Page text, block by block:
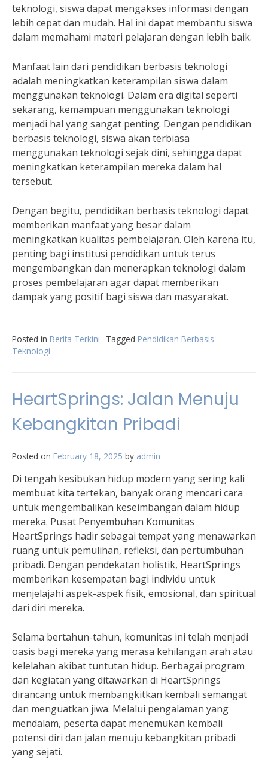
teknologi, siswa dapat mengakses informasi dengan
lebih cepat dan mudah. Hal ini dapat membantu siswa
dalam memahami materi pelajaran dengan lebih baik.
Manfaat lain dari pendidikan berbasis teknologi
adalah meningkatkan keterampilan siswa dalam
menggunakan teknologi. Dalam era digital seperti
sekarang, kemampuan menggunakan teknologi
menjadi hal yang sangat penting. Dengan pendidikan
berbasis teknologi, siswa akan terbiasa
menggunakan teknologi sejak dini, sehingga dapat
meningkatkan keterampilan mereka dalam hal
tersebut.
Dengan begitu, pendidikan berbasis teknologi dapat
memberikan manfaat yang besar dalam
meningkatkan kualitas pembelajaran. Oleh karena itu,
penting bagi institusi pendidikan untuk terus
mengembangkan dan menerapkan teknologi dalam
proses pembelajaran agar dapat memberikan
dampak yang positif bagi siswa dan masyarakat.
Posted in Berita Terkini Tagged Pendidikan Berbasis
Teknologi
HeartSprings: Jalan Menuju
Kebangkitan Pribadi
Posted on February 18, 2025 by admin
Di tengah kesibukan hidup modern yang sering kali
membuat kita tertekan, banyak orang mencari cara
untuk mengembalikan keseimbangan dalam hidup
mereka. Pusat Penyembuhan Komunitas
HeartSprings hadir sebagai tempat yang menawarkan
ruang untuk pemulihan, refleksi, dan pertumbuhan
pribadi. Dengan pendekatan holistik, HeartSprings
memberikan kesempatan bagi individu untuk
menjelajahi aspek-aspek fisik, emosional, dan spiritual
dari diri mereka.
Selama bertahun-tahun, komunitas ini telah menjadi
oasis bagi mereka yang merasa kehilangan arah atau
kelelahan akibat tuntutan hidup. Berbagai program
dan kegiatan yang ditawarkan di HeartSprings
dirancang untuk membangkitkan kembali semangat
dan menguatkan jiwa. Melalui pengalaman yang
mendalam, peserta dapat menemukan kembali
potensi diri dan jalan menuju kebangkitan pribadi
yang sejati.